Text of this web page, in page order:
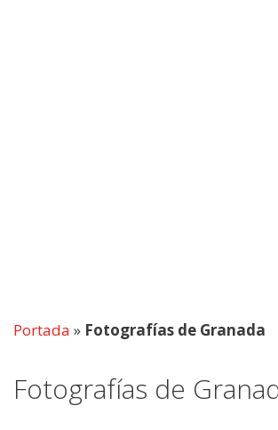
Portada » Fotografías de Granada
Fotografías de